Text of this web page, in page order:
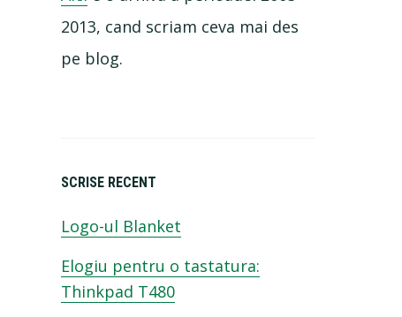
2013, cand scriam ceva mai des
pe blog.
SCRISE RECENT
Logo-ul Blanket
Elogiu pentru o tastatura:
Thinkpad T480